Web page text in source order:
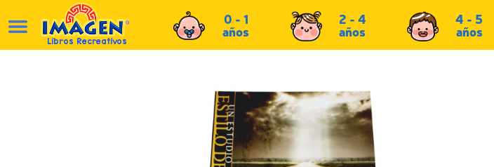
Libros Recreativos
0 - 1
años
2 - 4
años
4 - 5
años